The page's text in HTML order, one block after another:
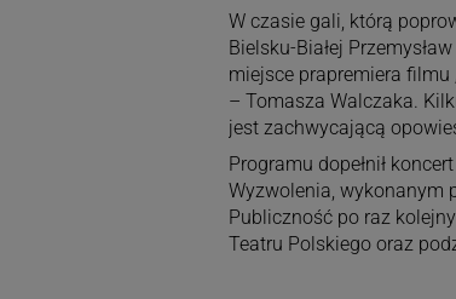
W czasie gali, którą
Bielsku-Białej
miejsce prapremiera filmu
– Tomasza Walczaka.
jest zachwycającą
Programu dopełnił
Wyzwolenia, wykonanym
Publiczność po raz
Teatru Polskiego oraz